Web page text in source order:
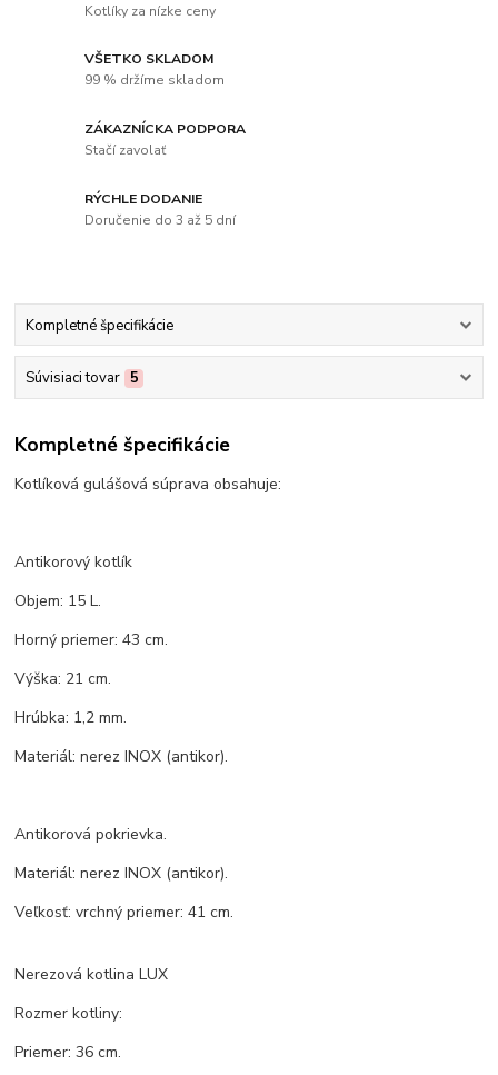
Kotlíky za nízke ceny
VŠETKO SKLADOM
99 % držíme skladom
ZÁKAZNÍCKA PODPORA
Stačí zavolať
RÝCHLE DODANIE
Doručenie do 3 až 5 dní
Kompletné špecifikácie
Súvisiaci tovar 5
Kompletné špecifikácie
Kotlíková gulášová súprava obsahuje:
Antikorový kotlík
Objem: 15 L.
Horný priemer: 43 cm.
Výška: 21 cm.
Hrúbka: 1,2 mm.
Materiál: nerez INOX (antikor).
Antikorová pokrievka.
Materiál: nerez INOX (antikor).
Veľkosť: vrchný priemer: 41 cm.
Nerezová kotlina LUX
Rozmer kotliny:
Priemer: 36 cm.